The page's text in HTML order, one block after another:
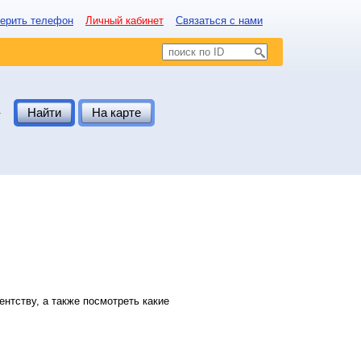
телефон Личный кабинет Связаться с нами
Найти На карте
а также посмотреть какие